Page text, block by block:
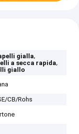
gialla,
a secca rapida,
giallo
CB/Rohs